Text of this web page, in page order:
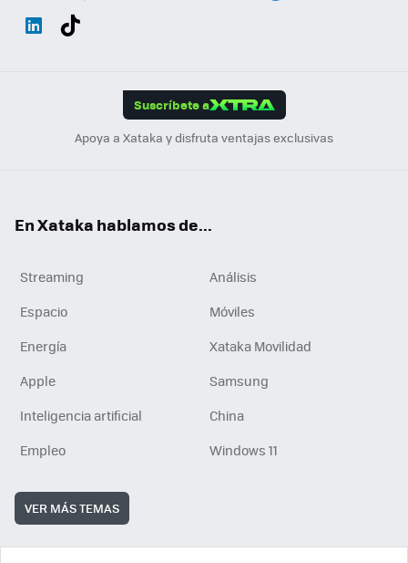
Suscríbete a
Apoya a Xataka y disfruta ventajas exclusivas
En Xataka hablamos de...
Streaming
Análisis
Espacio
Móviles
Energía
Xataka Movilidad
Apple
Samsung
Inteligencia artificial
China
Empleo
Windows 11
VER MÁS TEMAS